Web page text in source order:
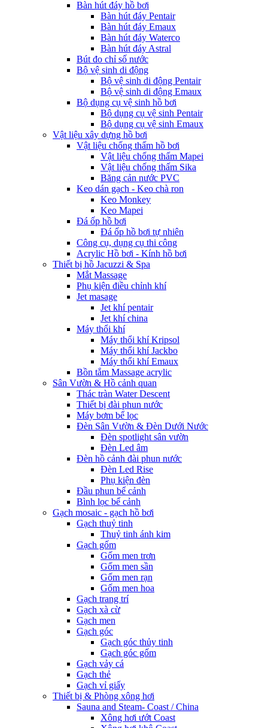
Bàn hút đáy hồ bơi
Bàn hút đáy Pentair
Bàn hút đáy Emaux
Bàn hút đáy Waterco
Bàn hút đáy Astral
Bút đo chỉ số nước
Bộ vệ sinh di động
Bộ vệ sinh di động Pentair
Bộ vệ sinh di động Emaux
Bộ dụng cụ vệ sinh hồ bơi
Bộ dụng cụ vệ sinh Pentair
Bộ dụng cụ vệ sinh Emaux
Vật liệu xây dựng hồ bơi
Vật liệu chống thấm hồ bơi
Vật liệu chống thấm Mapei
Vật liệu chống thấm Sika
Băng cản nước PVC
Keo dán gạch - Keo chà ron
Keo Monkey
Keo Mapei
Đá ốp hồ bơi
Đá ốp hồ bơi tự nhiên
Công cụ, dụng cụ thi công
Acrylic Hồ bơi - Kính hồ bơi
Thiết bị hồ Jacuzzi & Spa
Mắt Massage
Phụ kiện điều chỉnh khí
Jet masage
Jet khí pentair
Jet khí china
Máy thổi khí
Máy thổi khí Kripsol
Máy thổi khí Jackbo
Máy thổi khí Emaux
Bồn tắm Massage acrylic
Sân Vườn & Hồ cảnh quan
Thác tràn Water Descent
Thiết bị đài phun nước
Máy bơm bể lọc
Đèn Sân Vườn & Đèn Dưới Nước
Đèn spotlight sân vườn
Đèn Led âm
Đèn hồ cảnh đài phun nước
Đèn Led Rise
Phụ kiện đèn
Đầu phun bể cảnh
Bình lọc bể cảnh
Gạch mosaic - gạch hồ bơi
Gạch thuỷ tinh
Thuỷ tinh ánh kim
Gạch gốm
Gốm men trơn
Gốm men sần
Gốm men rạn
Gốm men hoa
Gạch trang trí
Gạch xà cừ
Gạch men
Gạch góc
Gạch góc thủy tinh
Gạch góc gốm
Gạch vảy cá
Gạch thẻ
Gạch vỉ giấy
Thiết bị & Phòng xông hơi
Sauna and Steam- Coast / China
Xông hơi ướt Coast